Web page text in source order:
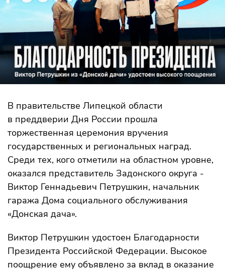
В правительстве Липецкой области
в преддверии Дня России прошла
торжественная церемония вручения
государственных и региональных наград.
Среди тех, кого отметили на областном уровне,
оказался представитель Задонского округа -
Виктор Геннадьевич Петрушкин, начальник
гаража Дома социального обслуживания
«Донская дача».
Виктор Петрушкин удостоен Благодарности
Президента Российской Федерации. Высокое
поощрение ему объявлено за вклад в оказание